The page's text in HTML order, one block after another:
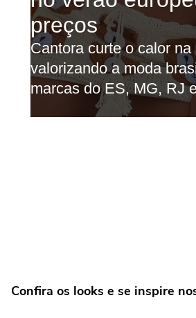
Confira os looks e se inspire